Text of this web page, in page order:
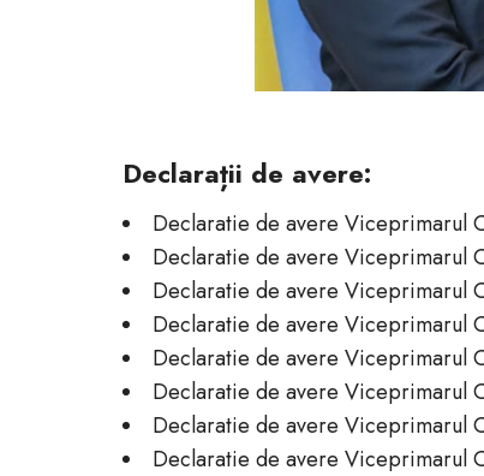
Declarații de avere:
Declaratie de avere Viceprimarul
Declaratie de avere Viceprimarul
Declaratie de avere Viceprimarul
Declaratie de avere Viceprimarul
Declaratie de avere Viceprimarul
Declaratie de avere Viceprimarul
Declaratie de avere Viceprimarul
Declaratie de avere Viceprimarul